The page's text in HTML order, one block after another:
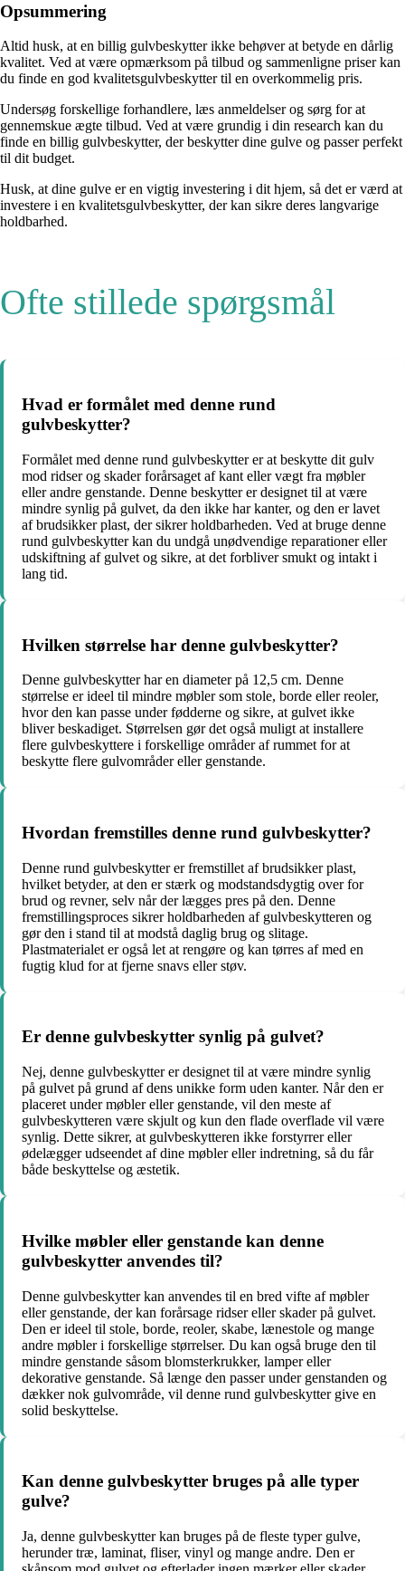
Opsummering
Altid husk, at en billig gulvbeskytter ikke behøver at betyde en dårlig
kvalitet. Ved at være opmærksom på tilbud og sammenligne priser kan
du finde en god kvalitetsgulvbeskytter til en overkommelig pris.
Undersøg forskellige forhandlere, læs anmeldelser og sørg for at
gennemskue ægte tilbud. Ved at være grundig i din research kan du
finde en billig gulvbeskytter, der beskytter dine gulve og passer perfekt
til dit budget.
Husk, at dine gulve er en vigtig investering i dit hjem, så det er værd at
investere i en kvalitetsgulvbeskytter, der kan sikre deres langvarige
holdbarhed.
Ofte stillede spørgsmål
Hvad er formålet med denne rund
gulvbeskytter?
Formålet med denne rund gulvbeskytter er at beskytte dit gulv
mod ridser og skader forårsaget af kant eller vægt fra møbler
eller andre genstande. Denne beskytter er designet til at være
mindre synlig på gulvet, da den ikke har kanter, og den er lavet
af brudsikker plast, der sikrer holdbarheden. Ved at bruge denne
rund gulvbeskytter kan du undgå unødvendige reparationer eller
udskiftning af gulvet og sikre, at det forbliver smukt og intakt i
lang tid.
Hvilken størrelse har denne gulvbeskytter?
Denne gulvbeskytter har en diameter på 12,5 cm. Denne
størrelse er ideel til mindre møbler som stole, borde eller reoler,
hvor den kan passe under fødderne og sikre, at gulvet ikke
bliver beskadiget. Størrelsen gør det også muligt at installere
flere gulvbeskyttere i forskellige områder af rummet for at
beskytte flere gulvområder eller genstande.
Hvordan fremstilles denne rund gulvbeskytter?
Denne rund gulvbeskytter er fremstillet af brudsikker plast,
hvilket betyder, at den er stærk og modstandsdygtig over for
brud og revner, selv når der lægges pres på den. Denne
fremstillingsproces sikrer holdbarheden af gulvbeskytteren og
gør den i stand til at modstå daglig brug og slitage.
Plastmaterialet er også let at rengøre og kan tørres af med en
fugtig klud for at fjerne snavs eller støv.
Er denne gulvbeskytter synlig på gulvet?
Nej, denne gulvbeskytter er designet til at være mindre synlig
på gulvet på grund af dens unikke form uden kanter. Når den er
placeret under møbler eller genstande, vil den meste af
gulvbeskytteren være skjult og kun den flade overflade vil være
synlig. Dette sikrer, at gulvbeskytteren ikke forstyrrer eller
ødelægger udseendet af dine møbler eller indretning, så du får
både beskyttelse og æstetik.
Hvilke møbler eller genstande kan denne
gulvbeskytter anvendes til?
Denne gulvbeskytter kan anvendes til en bred vifte af møbler
eller genstande, der kan forårsage ridser eller skader på gulvet.
Den er ideel til stole, borde, reoler, skabe, lænestole og mange
andre møbler i forskellige størrelser. Du kan også bruge den til
mindre genstande såsom blomsterkrukker, lamper eller
dekorative genstande. Så længe den passer under genstanden og
dækker nok gulvområde, vil denne rund gulvbeskytter give en
solid beskyttelse.
Kan denne gulvbeskytter bruges på alle typer
gulve?
Ja, denne gulvbeskytter kan bruges på de fleste typer gulve,
herunder træ, laminat, fliser, vinyl og mange andre. Den er